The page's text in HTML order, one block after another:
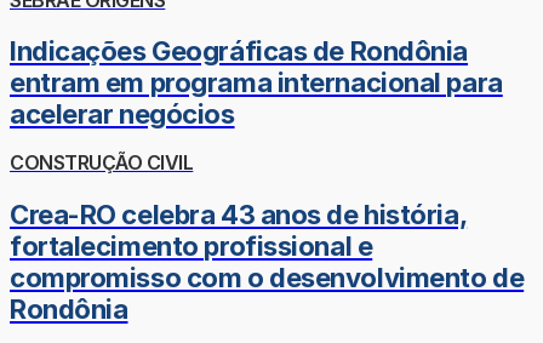
Indicações Geográficas de Rondônia
entram em programa internacional para
acelerar negócios
CONSTRUÇÃO CIVIL
Crea-RO celebra 43 anos de história,
fortalecimento profissional e
compromisso com o desenvolvimento de
Rondônia